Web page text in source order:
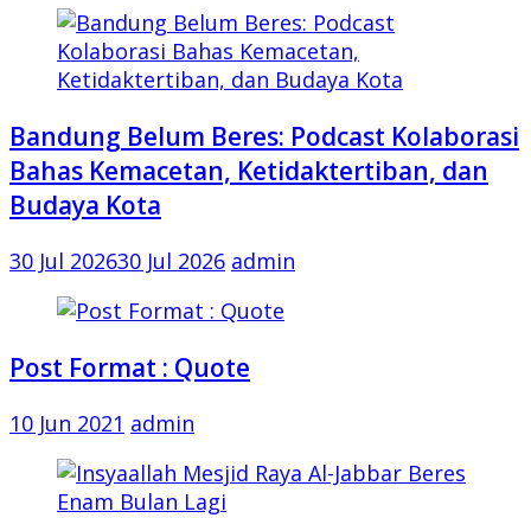
Bandung Belum Beres: Podcast Kolaborasi
Bahas Kemacetan, Ketidaktertiban, dan
Budaya Kota
30 Jul 202630 Jul 2026 admin
Post Format : Quote
10 Jun 2021 admin